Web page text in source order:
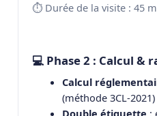
⏱️ Durée de la visite : 45
💻 Phase 2 : Calcul &
Calcul
(méthode 3CL-2021)